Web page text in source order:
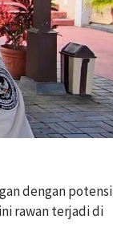
dengan potensi
rawan terjadi di